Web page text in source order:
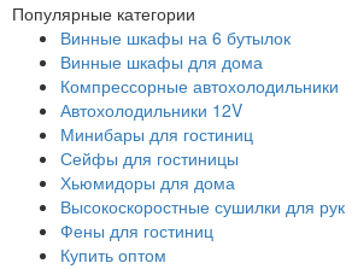
Популярные категории
Винные шкафы на 6 бутылок
Винные шкафы для дома
Компрессорные автохолодильники
Автохолодильники 12V
Минибары для гостиниц
Сейфы для гостиницы
Хьюмидоры для дома
Высокоскоростные сушилки для рук
Фены для гостиниц
Купить оптом